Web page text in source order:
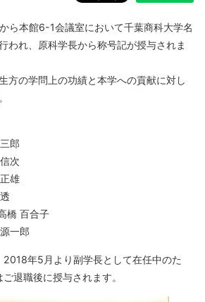
ら本館6-1会議室において千葉商科大学名
われ、原科学長から称号記が授与されま
方の学問上の功績と本学への貢献に対し
郎
次
雄
橋 百合子
一郎
2018年5月より副学長として在任中のた
退職後に授与されます。